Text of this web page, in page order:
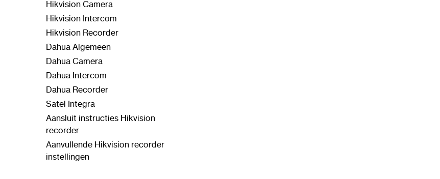
Hikvision Camera
Hikvision Intercom
Hikvision Recorder
Dahua Algemeen
Dahua Camera
Dahua Intercom
Dahua Recorder
Satel Integra
Aansluit instructies Hikvision
recorder
Aanvullende Hikvision recorder
instellingen